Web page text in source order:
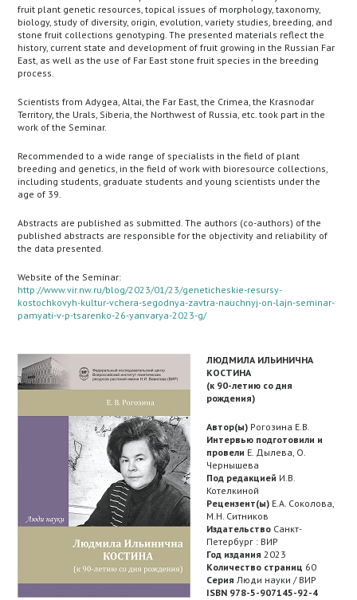
fruit plant genetic resources, topical issues of morphology, taxonomy,
biology, study of diversity, origin, evolution, variety studies, breeding, and
stone fruit collections genotyping. The presented materials reflect the
history, current state and development of fruit growing in the Russian Far
East, as well as the use of Far East stone fruit species in the breeding
process.
Scientists from Adygea, Altai, the Far East, the Crimea, the Krasnodar
Territory, the Urals, Siberia, the Northwest of Russia, etc. took part in the
work of the Seminar.
Recommended to a wide range of specialists in the field of plant
breeding and genetics, in the field of work with bioresource collections,
including students, graduate students and young scientists under the
age of 39.
Abstracts are published as submitted. The authors (co-authors) of the
published abstracts are responsible for the objectivity and reliability of
the data presented.
Website of the Seminar:
http://www.vir.nw.ru/blog/2023/01/23/geneticheskie-resursy-
kostochkovyh-kultur-vchera-segodnya-zavtra-nauchnyj-on-lajn-seminar-
pamyati-v-p-tsarenko-26-yanvarya-2023-g/
ЛЮДМИЛА ИЛЬИНИЧНА
КОСТИНА
(к 90-летию со дня
рождения)
Автор(ы) Рогозина Е.В.
Интервью подготовили и
провели Е. Дылева, О.
Чернышева
Под редакцией И.В.
Котелкиной
Рецензент(ы) Е.А. Соколова,
М.Н. Ситников
Издательство Санкт-
Петербург : ВИР
Год издания 2023
Количество страниц 60
Серия Люди науки / ВИР
ISBN 978-5-907145-92-4